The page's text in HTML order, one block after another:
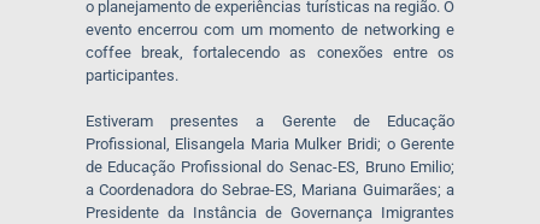
o planejamento de experiências turísticas na região. O
evento encerrou com um momento de networking e
coffee break, fortalecendo as conexões entre os
participantes.
Estiveram presentes a Gerente de Educação
Profissional, Elisangela Maria Mulker Bridi; o Gerente
de Educação Profissional do Senac-ES, Bruno Emilio;
a Coordenadora do Sebrae-ES, Mariana Guimarães; a
Presidente da Instância de Governança Imigrantes